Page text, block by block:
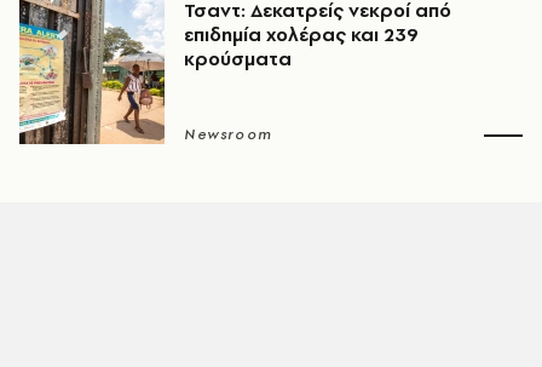
Τσαντ: Δεκατρείς νεκροί από
επιδημία χολέρας και 239
κρούσματα
Newsroom